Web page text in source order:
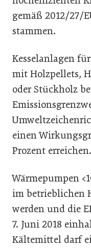
gemäß 2012/27/
stammen.
Kesselanlagen
mit Holzpellets,
oder Stückholz
einen
Prozent erreichen.
Wärmepumpen
im betrieblichen
werden und die
7. Juni 2018
Kältemittel darf